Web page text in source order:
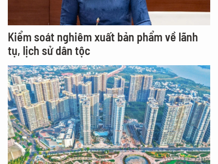
Kiểm soát nghiêm xuất bản phẩm về lãnh
tụ, lịch sử dân tộc